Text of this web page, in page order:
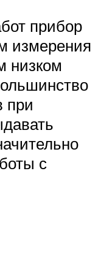
прибор
измерения
низком
при
с